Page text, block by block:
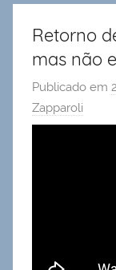
Retorno
mas não
Publicado em
Zapparoli